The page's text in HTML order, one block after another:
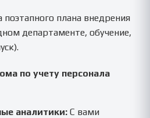
поэтапного плана внедрения
департаменте, обучение,
по учету персонала
аналитики: С вами